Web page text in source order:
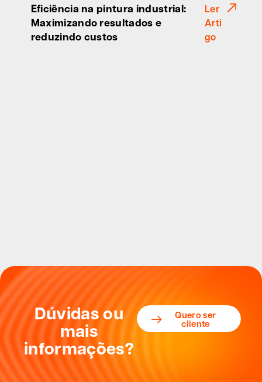
Eficiência na pintura industrial:
Maximizando resultados e
reduzindo custos
Ler
Arti
go
Dúvidas ou
mais
informações?
Quero ser
cliente